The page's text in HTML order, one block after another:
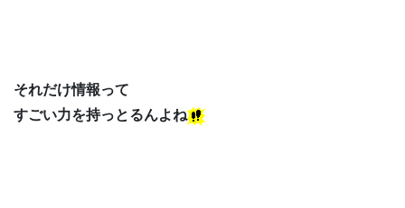
それだけ情報って
すごい力を持っとるんよね